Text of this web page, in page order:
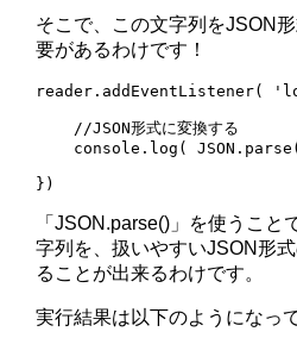
そこで、この文字列をJSON
要があるわけです！
reader.addEventListener(
    //JSON形式に変換する
console.log(
})
「JSON.parse()」を使うこと
字列を、扱いやすいJSON形
ることが出来るわけです。
実行結果は以下のようになっ